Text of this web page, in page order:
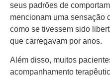
seus padrões de
mencionam uma sensação
como se tivessem sido
que carregavam por anos.
Além disso, muitos
acompanhamento